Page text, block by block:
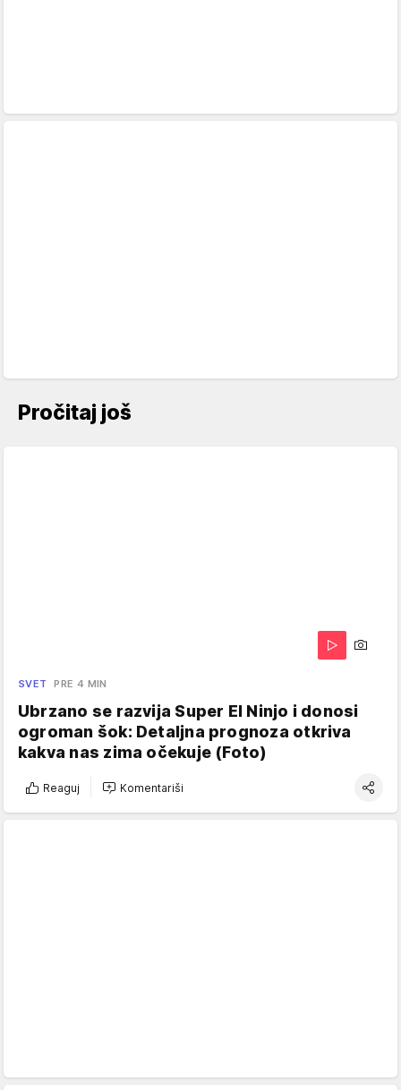
Pročitaj još
SVET PRE 4 MIN
Ubrzano se razvija Super El Ninjo i donosi
ogroman šok: Detaljna prognoza otkriva
kakva nas zima očekuje (Foto)
Reaguj Komentariši